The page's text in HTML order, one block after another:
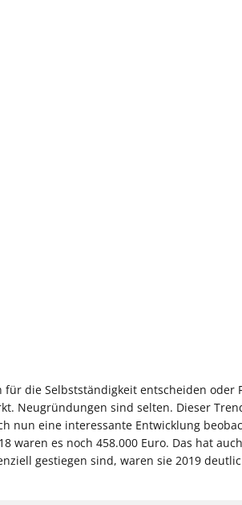
für die Selbstständigkeit entscheiden
Neugründungen sind selten. Dieser
nun eine interessante Entwicklung
waren es noch 458.000 Euro. Das hat
gestiegen sind, waren sie 2019